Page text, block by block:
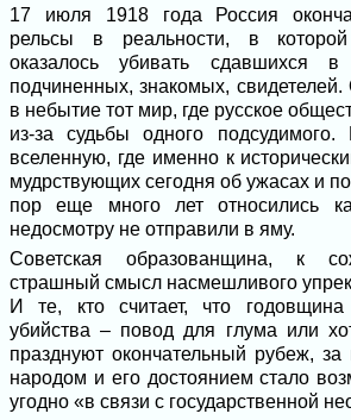
17 июля 1918 года Россия
рельсы в реальности, в
оказалось убивать сдавшихся
подчиненных, знакомых,
в небытие тот мир, где русское
из-за судьбы одного
вселенную, где именно к
мудрствующих сегодня об ужасах и
пор еще много лет относились
недосмотру не отправили в яму.
Советская образованщина, к
страшный смысл насмешливого
И те, кто считает, что годовщина
убийства – повод для глума или
празднуют окончательный рубеж,
народом и его достоянием стало
угодно «в связи с государственной